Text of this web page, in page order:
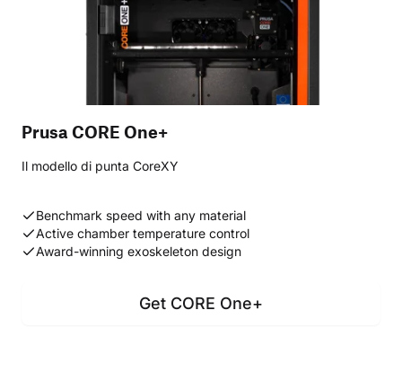
Prusa CORE One+
Il modello di punta CoreXY
Benchmark speed with any material
Active chamber temperature control
Award-winning exoskeleton design
Get CORE One+